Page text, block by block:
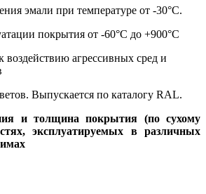
эмали при температуре от -30°С.
покрытия от -60°С до +900°С
воздействию агрессивных сред и
Выпускается по каталогу RAL.
и толщина покрытия (по сухому
эксплуатируемых в различных